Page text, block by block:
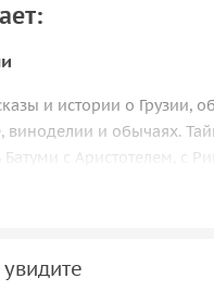
и истории о Грузии, об
виноделии и обычаях.
с Аристотелем, с
а также с братьями
по бульвару. На